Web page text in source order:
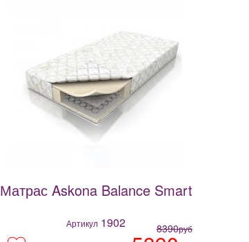
Матрас Askona Balance Smart
Артикул 1902 8390руб